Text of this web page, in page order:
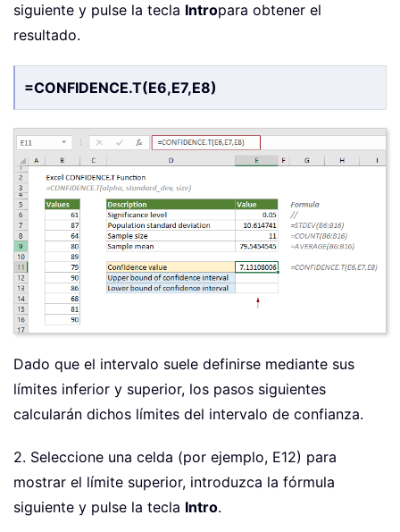
siguiente y pulse la tecla Intropara obtener el
resultado.
=CONFIDENCE.T(E6,E7,E8)
Dado que el intervalo suele definirse mediante sus
límites inferior y superior, los pasos siguientes
calcularán dichos límites del intervalo de confianza.
2. Seleccione una celda (por ejemplo, E12) para
mostrar el límite superior, introduzca la fórmula
siguiente y pulse la tecla Intro.